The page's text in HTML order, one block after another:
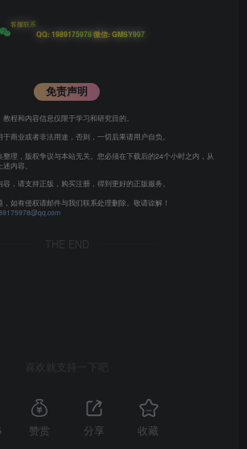
客服联系
QQ: 1989175978微信: GMSY997
免责声明
程和内容信息仅限于学习和研究目的。
商业或者非法用途，否则，一切后果请用户自负。
理，版权争议与本站无关。您必须在下载后的24个小时之内，从
内容。
，请支持正版，购买注册，得到更好的正版服务。
如有侵权请邮件与我们联系处理删除。敬请谅解！
THE END
喜欢就支持一下吧
赞赏 分享 收藏